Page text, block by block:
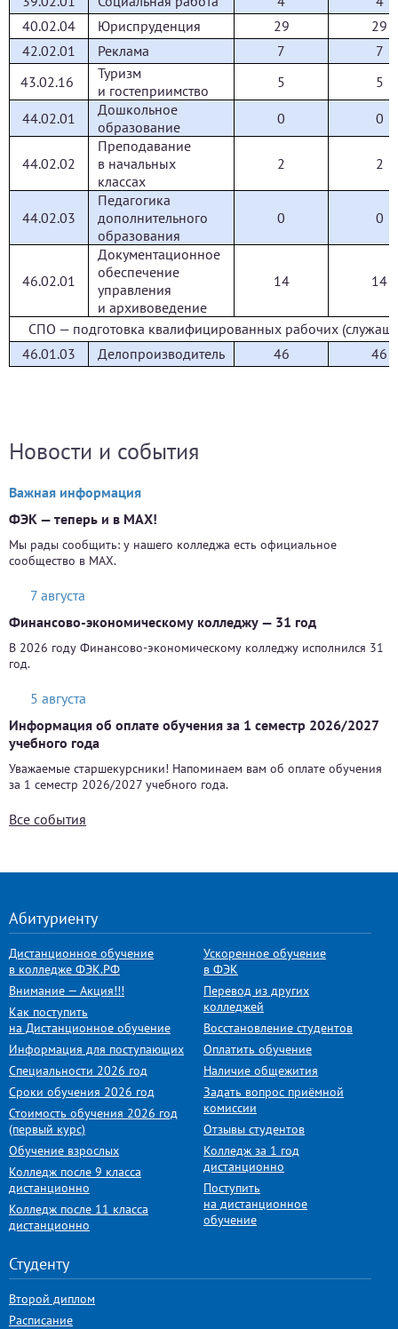
40.02.04
Юриспруденция 29
29
42.02.01
Реклама 7
7
43.02.16
Туризм
и гостеприимство
5 5
44.02.01
Дошкольное
образование
0 0
44.02.02
Преподавание
в начальных
классах
2 2
44.02.03
Педагогика
дополнительного
образования
0 0
46.02.01
Документационное
обеспечение
управления
и архивоведение
14 14
СПО — подготовка квалифицированных рабочих
46.01.03
Делопроизводитель 46 46
Новости и события
Важная информация
ФЭК — теперь и в MAX!
Мы рады сообщить: у нашего колледжа есть официальное
сообщество в MAX.
7 августа
Финансово-экономическому колледжу — 31 год
В 2026 году Финансово-экономическому колледжу исполнился 31
год.
5 августа
Информация об оплате обучения за 1 семестр 2026/2027
учебного года
Уважаемые старшекурсники! Напоминаем вам об оплате обучения
за 1 семестр 2026/2027 учебного года.
Все события
Абитуриенту
Дистанционное обучение
в колледже ФЭК.РФ
Внимание — Акция!!!
Как поступить
на Дистанционное обучение
Информация для поступающих
Специальности 2026 год
Сроки обучения 2026 год
Стоимость обучения 2026 год
(первый курс)
Обучение взрослых
Колледж после 9 класса
дистанционно
Колледж после 11 класса
дистанционно
Ускоренное обучение
в ФЭК
Перевод из других
колледжей
Восстановление студентов
Оплатить обучение
Наличие общежития
Задать вопрос приёмной
комиссии
Отзывы студентов
Колледж за 1 год
дистанционно
Поступить
на дистанционное
обучение
Студенту
Второй диплом
Расписание